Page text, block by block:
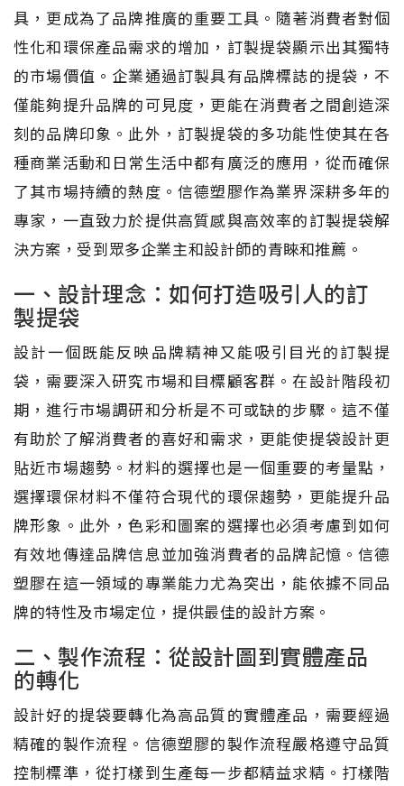
具，更成為了品牌推廣的重要工具。隨著消費者對個
性化和環保產品需求的增加，訂製提袋顯示出其獨特
的市場價值。企業通過訂製具有品牌標誌的提袋，不
僅能夠提升品牌的可見度，更能在消費者之間創造深
刻的品牌印象。此外，訂製提袋的多功能性使其在各
種商業活動和日常生活中都有廣泛的應用，從而確保
了其市場持續的熱度。信德塑膠作為業界深耕多年的
專家，一直致力於提供高質感與高效率的訂製提袋解
決方案，受到眾多企業主和設計師的青睞和推薦。
一、設計理念：如何打造吸引人的訂
製提袋
設計一個既能反映品牌精神又能吸引目光的訂製提
袋，需要深入研究市場和目標顧客群。在設計階段初
期，進行市場調研和分析是不可或缺的步驟。這不僅
有助於了解消費者的喜好和需求，更能使提袋設計更
貼近市場趨勢。材料的選擇也是一個重要的考量點，
選擇環保材料不僅符合現代的環保趨勢，更能提升品
牌形象。此外，色彩和圖案的選擇也必須考慮到如何
有效地傳達品牌信息並加強消費者的品牌記憶。信德
塑膠在這一領域的專業能力尤為突出，能依據不同品
牌的特性及市場定位，提供最佳的設計方案。
二、製作流程：從設計圖到實體產品
的轉化
設計好的提袋要轉化為高品質的實體產品，需要經過
精確的製作流程。信德塑膠的製作流程嚴格遵守品質
控制標準，從打樣到生產每一步都精益求精。打樣階